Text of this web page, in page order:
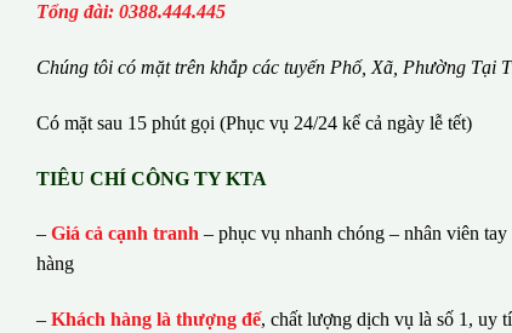
Tổng đài: 0388.444.445
Chúng tôi có mặt trên khắp các tuyến Phố, Xã, Phường Tại
Có mặt sau 15 phút gọi (Phục vụ 24/24 kể cả ngày lễ tết)
TIÊU CHÍ CÔNG TY KTA
– Giá cả cạnh tranh – phục vụ nhanh chóng – nhân viên
hàng
– Khách hàng là thượng đế, chất lượng dịch vụ là số 1, uy